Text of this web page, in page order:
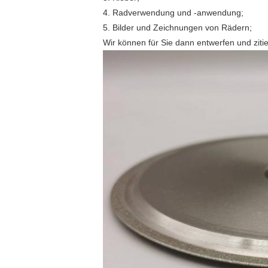
4. Radverwendung und -anwendung;
5. Bilder und Zeichnungen von Rädern;
Wir können für Sie dann entwerfen und